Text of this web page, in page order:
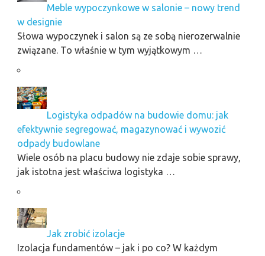
Meble wypoczynkowe w salonie – nowy trend
w designie
Słowa wypoczynek i salon są ze sobą nierozerwalnie
związane. To właśnie w tym wyjątkowym …
Logistyka odpadów na budowie domu: jak
efektywnie segregować, magazynować i wywozić
odpady budowlane
Wiele osób na placu budowy nie zdaje sobie sprawy,
jak istotna jest właściwa logistyka …
Jak zrobić izolacje
Izolacja fundamentów – jak i po co? W każdym